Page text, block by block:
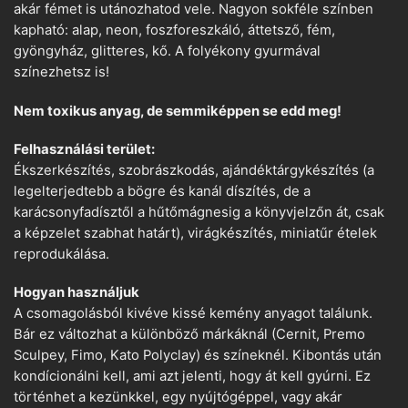
akár fémet is utánozhatod vele. Nagyon sokféle színben
kapható: alap, neon, foszforeszkáló, áttetsző, fém,
gyöngyház, glitteres, kő. A folyékony gyurmával
színezhetsz is!
Nem toxikus anyag, de semmiképpen se edd meg!
Felhasználási terület:
Ékszerkészítés, szobrászkodás, ajándéktárgykészítés (a
legelterjedtebb a bögre és kanál díszítés, de a
karácsonyfadísztől a hűtőmágnesig a könyvjelzőn át, csak
a képzelet szabhat határt), virágkészítés, miniatűr ételek
reprodukálása.
Hogyan használjuk
A csomagolásból kivéve kissé kemény anyagot találunk.
Bár ez változhat a különböző márkáknál (Cernit, Premo
Sculpey, Fimo, Kato Polyclay) és színeknél. Kibontás után
kondícionálni kell, ami azt jelenti, hogy át kell gyúrni. Ez
történhet a kezünkkel, egy nyújtógéppel, vagy akár